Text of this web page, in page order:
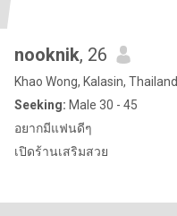
nooknik, 26
Khao Wong, Kalasin, Thailand
Seeking: Male 30 - 45
อยากมีแฟนดีๆ
เปิดร้านเสริมสวย